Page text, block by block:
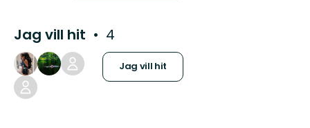
Jag vill hit 4
Jag vill hit